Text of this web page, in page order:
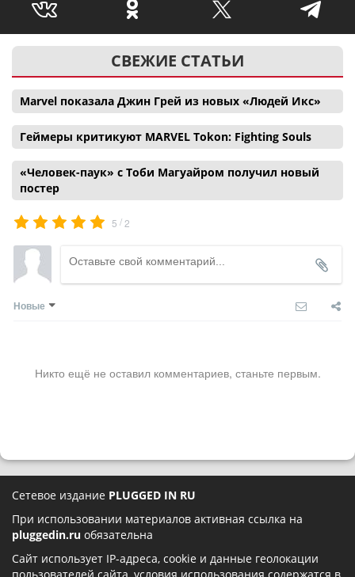
СВЕЖИЕ СТАТЬИ
Marvel показала Джин Грей из новых «Людей Икс»
Геймеры критикуют MARVEL Tokon: Fighting Souls
«Человек-паук» с Тоби Магуайром получил новый
постер
5 /2
Новые
Никто ещё не оставил комментариев, станьте первым.
Сетевое издание PLUGGED IN RU
При использовании материалов активная ссылка на
pluggedin.ru обязательна
Сайт использует IP-адреса, cookie и данные геолокации